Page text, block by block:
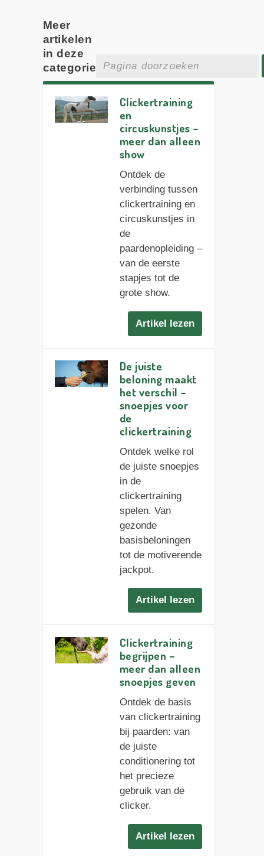
Meer
artikelen
in deze
categorie
Clickertraining
en
circuskunstjes –
meer dan alleen
show
Ontdek de
verbinding tussen
clickertraining en
circuskunstjes in
de
paardenopleiding –
van de eerste
stapjes tot de
grote show.
Artikel lezen
De juiste
beloning maakt
het verschil –
snoepjes voor
de
clickertraining
Ontdek welke rol
de juiste snoepjes
in de
clickertraining
spelen. Van
gezonde
basisbeloningen
tot de motiverende
jackpot.
Artikel lezen
Clickertraining
begrijpen –
meer dan alleen
snoepjes geven
Ontdek de basis
van clickertraining
bij paarden: van
de juiste
conditionering tot
het precieze
gebruik van de
clicker.
Artikel lezen